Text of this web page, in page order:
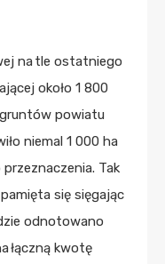
na tle ostatniego
około 1 800
powiatu
niemal 1 000 ha
Tak
się sięgając
odnotowano
łączną kwotę